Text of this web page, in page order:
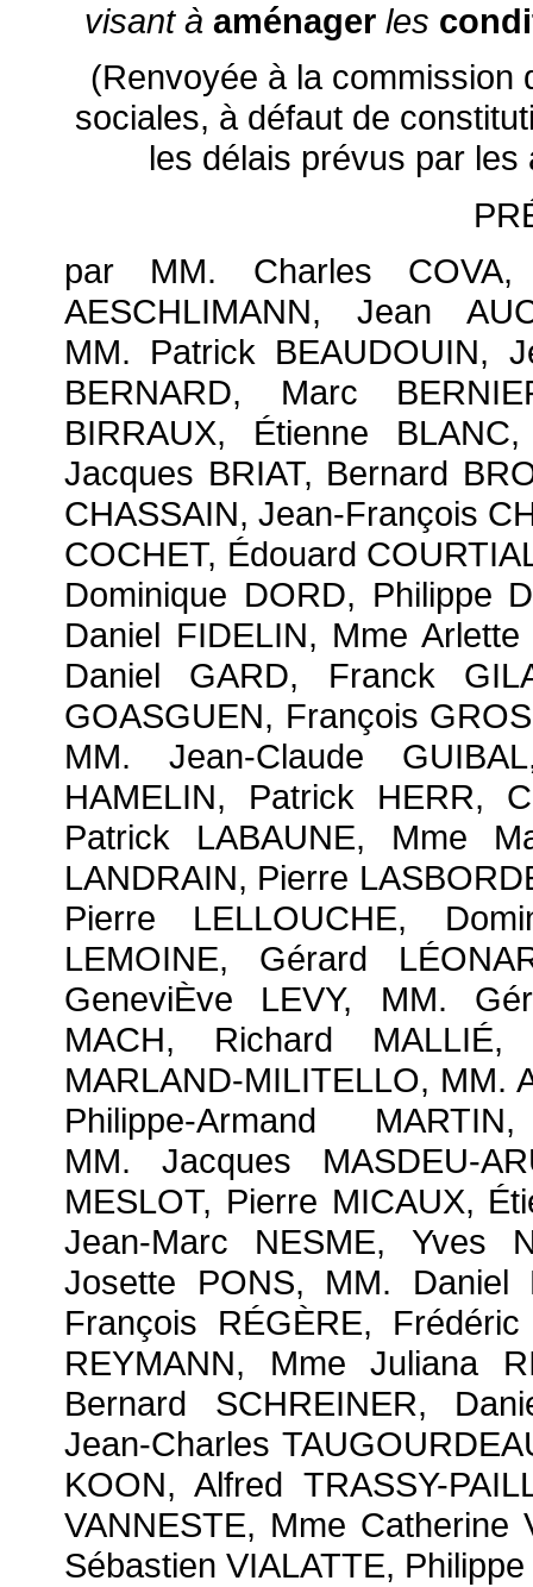
visant àaménager les
(Renvoyée à la commission
sociales, à défaut de
les délais prévus par
par MM. Charles COVA,
AESCHLIMANN, Jean
MM. Patrick BEAUDOUIN,
BERNARD, Marc
BIRRAUX, Étienne
Jacques BRIAT, Bernard
CHASSAIN, Jean-François
COCHET, Édouard
Dominique DORD, Philippe
Daniel FIDELIN, Mme
Daniel GARD, Franck
GOASGUEN, François
MM. Jean-Claude
HAMELIN, Patrick HERR,
Patrick LABAUNE, Mme
LANDRAIN, Pierre
Pierre LELLOUCHE,
LEMOINE, Gérard
GeneviÈve LEVY, MM.
MACH, Richard
MARLAND-MILITELLO, MM.
Philippe-Armand
MM. Jacques MASDEU-
MESLOT, Pierre MICAUX,
Jean-Marc NESME, Yves
Josette PONS, MM. Daniel
François RÉGÈRE,
REYMANN, Mme Juliana
Bernard SCHREINER,
Jean-Charles
KOON, Alfred TRASSY-
VANNESTE, Mme Catherine
Sébastien VIALATTE,